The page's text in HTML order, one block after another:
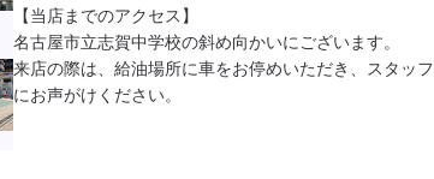
【当店までのアクセス】
名古屋市立志賀中学校の斜め向かいにございます。
来店の際は、給油場所に車をお停めいただき、スタッフ
にお声がけください。